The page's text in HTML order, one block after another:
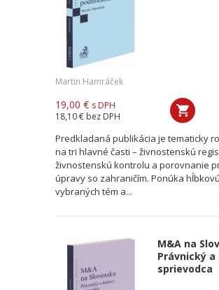
Martin Hamráček
19,00 € s DPH
18,10 € bez DPH
Predkladaná publikácia je tematicky
na tri hlavné časti – živnostenskú
živnostenskú kontrolu a porovnanie
úpravy so zahraničím. Ponúka
vybraných tém a...
M&A na
Právnický a
sprievodca